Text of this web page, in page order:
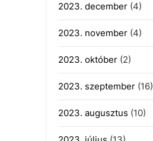
2023. december(4)
2023. november(4)
2023. október(2)
2023. szeptember(16)
2023. augusztus (10)